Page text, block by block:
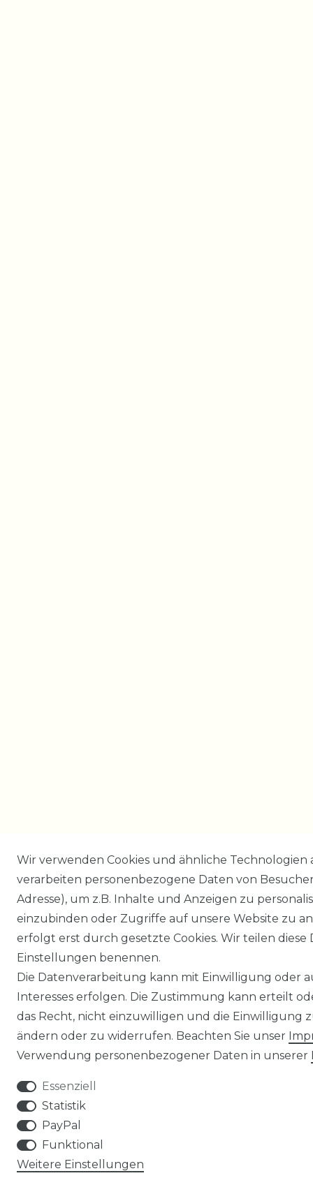
Wir verwenden Cookies und ähnliche
verarbeiten personenbezogene Daten von
Adresse), um z.B. Inhalte und Anzeigen zu
einzubinden oder Zugriffe auf unsere Website zu
erfolgt erst durch gesetzte Cookies. Wir teilen
Einstellungen benennen.
Die Datenverarbeitung kann mit Einwilligung oder
Interesses erfolgen. Die Zustimmung kann erteilt
das Recht, nicht einzuwilligen und die Einwilligung
ändern oder zu widerrufen. Beachten Sie unser
Verwendung personenbezogener Daten in unserer
Essenziell
Statistik
PayPal
Funktional
Weitere Einstellungen